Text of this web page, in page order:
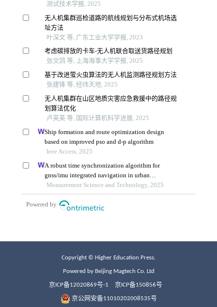
Copyright © Higher Education Press.
Powered by Beijing Magtech Co. Ltd
京ICP备12020869号-1 京ICP备150856号
京公网安备11010202008535号